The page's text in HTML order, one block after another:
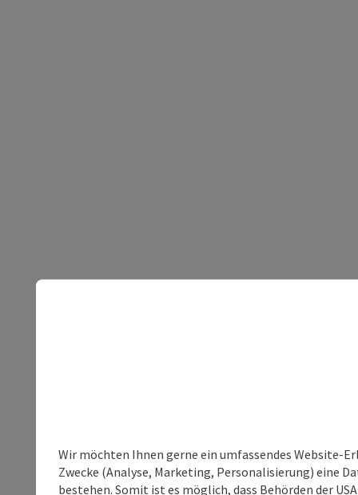
Wir möchten Ihnen gerne ein umfassendes Website-
Zwecke (Analyse, Marketing, Personalisierung) eine
bestehen. Somit ist es möglich, dass Behörden der